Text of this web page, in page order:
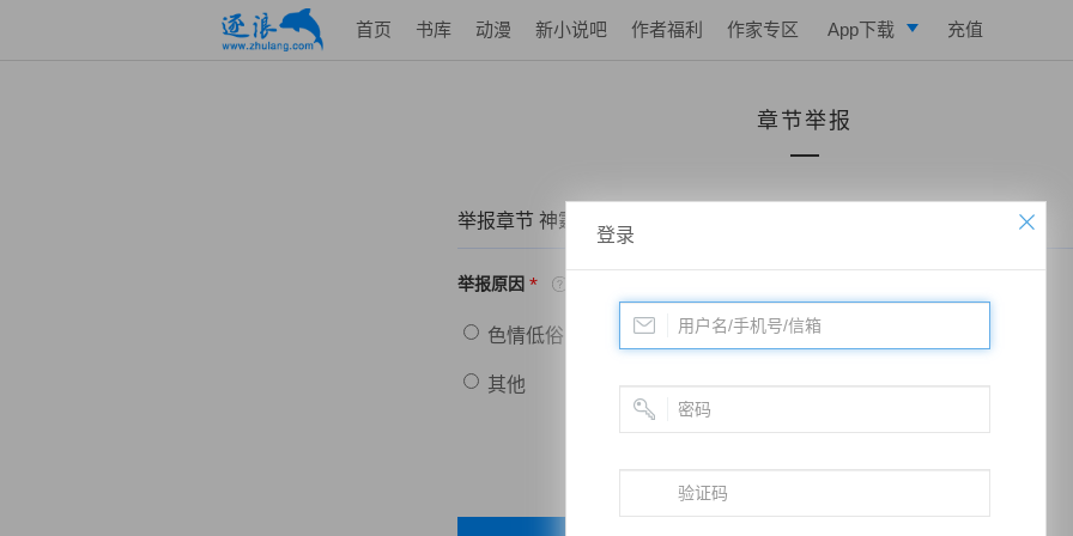
首页 书库 动漫 新小说吧 作者福利 作家专区 App下载
写作助手
充值
章节举报
举报章节 神霆——请假两天
举报原因 *
色情低俗 政治敏感 暴力低俗
其他
登录